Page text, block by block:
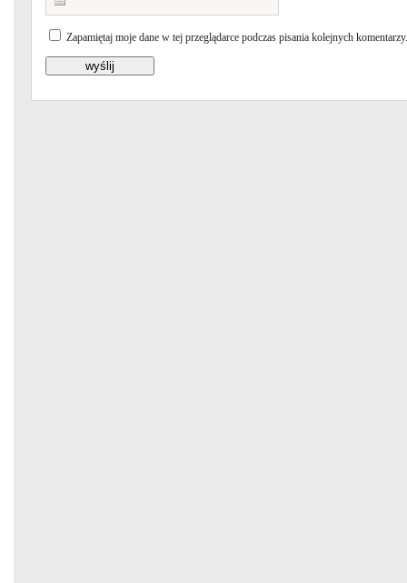
Zapamiętaj moje dane w tej przeglądarce podczas pisania kolejnych komentarzy.